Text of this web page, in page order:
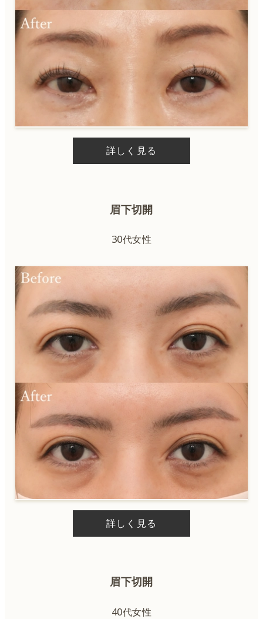
詳しく見る
眉下切開
30代女性
詳しく見る
眉下切開
40代女性